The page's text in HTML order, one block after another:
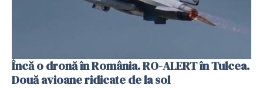
Încă o dronă în România. RO-ALERT în Tulcea.
Două avioane ridicate de la sol